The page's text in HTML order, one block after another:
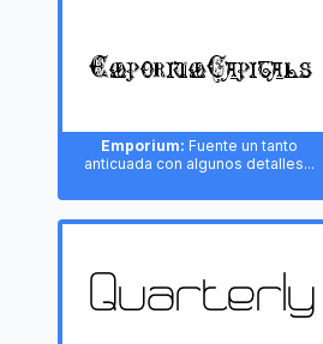
Emporium: Fuente un tanto
anticuada con algunos detalles...